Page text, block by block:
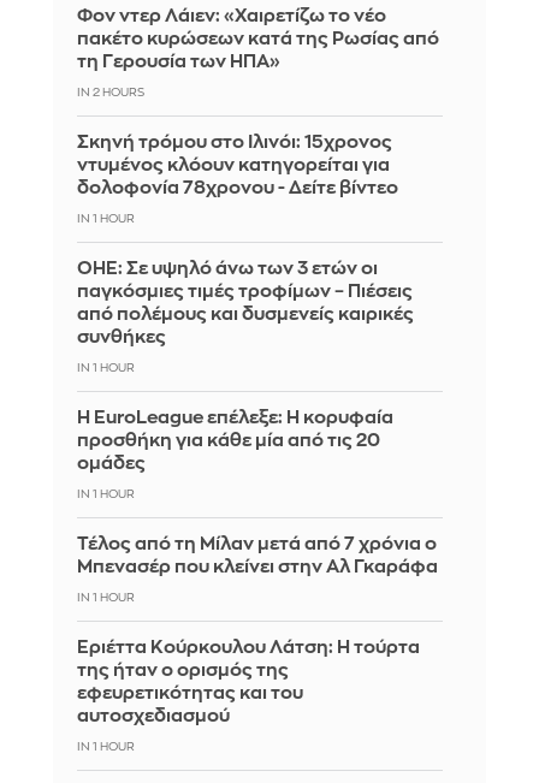
Φον ντερ Λάιεν: «Χαιρετίζω το νέο
πακέτο κυρώσεων κατά της Ρωσίας από
τη Γερουσία των ΗΠΑ»
IN 2 HOURS
Σκηνή τρόμου στο Ιλινόι: 15χρονος
ντυμένος κλόουν κατηγορείται για
δολοφονία 78χρονου - Δείτε βίντεο
IN 1 HOUR
ΟΗΕ: Σε υψηλό άνω των 3 ετών οι
παγκόσμιες τιμές τροφίμων – Πιέσεις
από πολέμους και δυσμενείς καιρικές
συνθήκες
IN 1 HOUR
Η EuroLeague επέλεξε: Η κορυφαία
προσθήκη για κάθε μία από τις 20
ομάδες
IN 1 HOUR
Τέλος από τη Μίλαν μετά από 7 χρόνια ο
Μπενασέρ που κλείνει στην Αλ Γκαράφα
IN 1 HOUR
Εριέττα Κούρκουλου Λάτση: Η τούρτα
της ήταν ο ορισμός της
εφευρετικότητας και του
αυτοσχεδιασμού
IN 1 HOUR